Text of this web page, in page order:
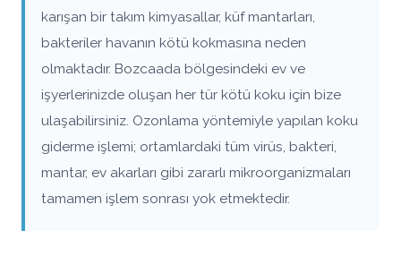
karışan bir takım kimyasallar, küf mantarları,
bakteriler havanın kötü kokmasına neden
olmaktadır. Bozcaada bölgesindeki ev ve
işyerlerinizde oluşan her tür kötü koku için bize
ulaşabilirsiniz. Ozonlama yöntemiyle yapılan koku
giderme işlemi; ortamlardaki tüm virüs, bakteri,
mantar, ev akarları gibi zararlı mikroorganizmaları
tamamen işlem sonrası yok etmektedir.